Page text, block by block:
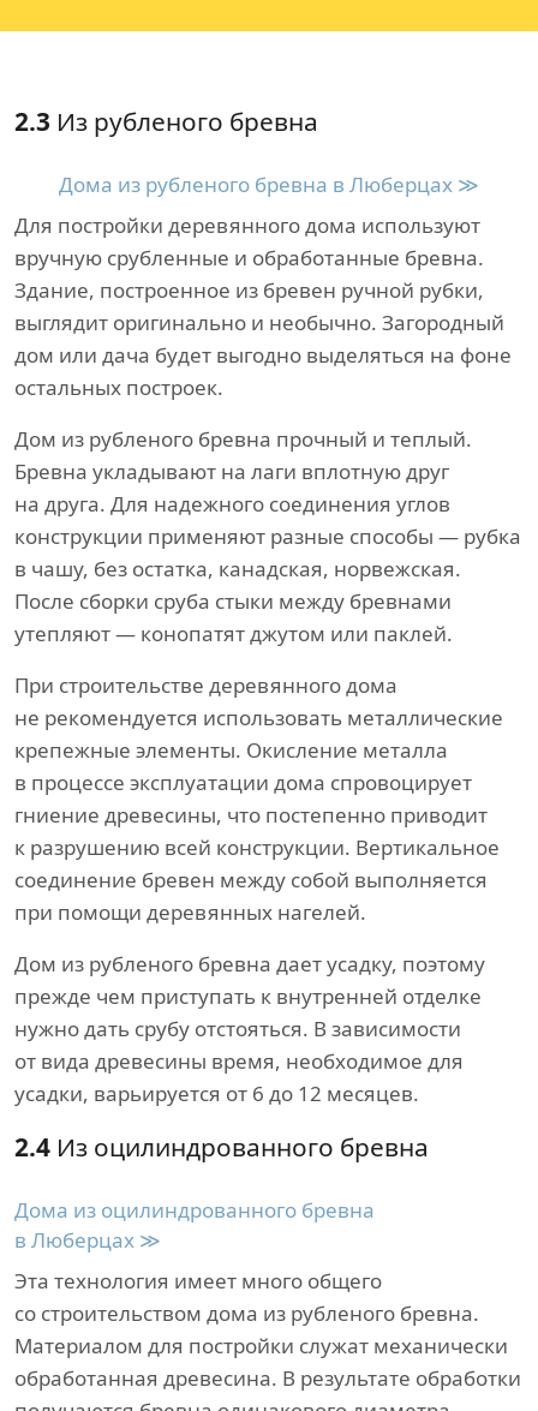
2.3 Из рубленого бревна
Дома из рубленого бревна в Люберцах ≫
Для постройки деревянного дома используют
вручную срубленные и обработанные бревна.
Здание, построенное из бревен ручной рубки,
выглядит оригинально и необычно. Загородный
дом или дача будет выгодно выделяться на фоне
остальных построек.
Дом из рубленого бревна прочный и теплый.
Бревна укладывают на лаги вплотную друг
на друга. Для надежного соединения углов
конструкции применяют разные способы — рубка
в чашу, без остатка, канадская, норвежская.
После сборки сруба стыки между бревнами
утепляют — конопатят джутом или паклей.
При строительстве деревянного дома
не рекомендуется использовать металлические
крепежные элементы. Окисление металла
в процессе эксплуатации дома спровоцирует
гниение древесины, что постепенно приводит
к разрушению всей конструкции. Вертикальное
соединение бревен между собой выполняется
при помощи деревянных нагелей.
Дом из рубленого бревна дает усадку, поэтому
прежде чем приступать к внутренней отделке
нужно дать срубу отстояться. В зависимости
от вида древесины время, необходимое для
усадки, варьируется от 6 до 12 месяцев.
2.4 Из оцилиндрованного бревна
Дома из оцилиндрованного бревна
в Люберцах ≫
Эта технология имеет много общего
со строительством дома из рубленого бревна.
Материалом для постройки служат механически
обработанная древесина. В результате обработки